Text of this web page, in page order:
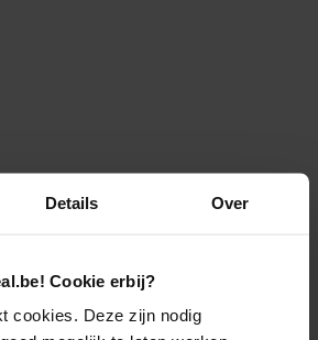
Details Over
Cookie erbij?
cookies. Deze zijn nodig